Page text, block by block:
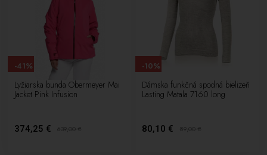
Lyžiarska bunda Obermeyer Mai
Jacket Pink Infusion
374,25 € 639,00€
-41%
Dámska funkčná spodná bielizeň
Lasting Matala 7160 long
80,10 € 89,00€
-10%